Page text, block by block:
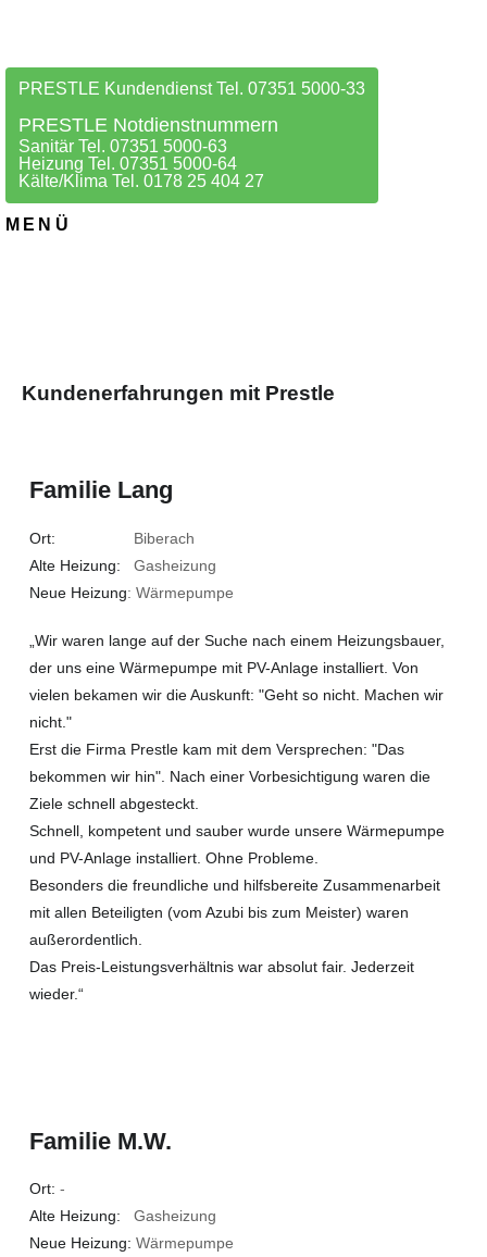
PRESTLE Kundendienst Tel. 07351 5000-33
PRESTLE Notdienstnummern
Sanitär Tel. 07351 5000-63
Heizung Tel. 07351 5000-64
Kälte/Klima Tel. 0178 25 404 27
MENÜ
Kundenerfahrungen mit Prestle
Familie Lang
Ort: Biberach
Alte Heizung: Gasheizung
Neue Heizung: Wärmepumpe
„Wir waren lange auf der Suche nach einem Heizungsbauer,
der uns eine Wärmepumpe mit PV-Anlage installiert. Von
vielen bekamen wir die Auskunft: "Geht so nicht. Machen wir
nicht."
Erst die Firma Prestle kam mit dem Versprechen: "Das
bekommen wir hin". Nach einer Vorbesichtigung waren die
Ziele schnell abgesteckt.
Schnell, kompetent und sauber wurde unsere Wärmepumpe
und PV-Anlage installiert. Ohne Probleme.
Besonders die freundliche und hilfsbereite Zusammenarbeit
mit allen Beteiligten (vom Azubi bis zum Meister) waren
außerordentlich.
Das Preis-Leistungsverhältnis war absolut fair. Jederzeit
wieder.“
Familie M.W.
Ort: -
Alte Heizung: Gasheizung
Neue Heizung: Wärmepumpe